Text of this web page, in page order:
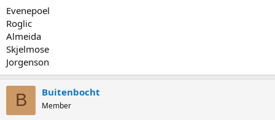
Evenepoel
Roglic
Almeida
Skjelmose
Jorgenson
B Buitenbocht
Member